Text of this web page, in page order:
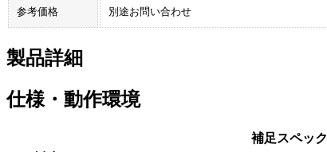
参考価格 別途お問い合わせ
製品詳細
仕様・動作環境
補足スペック